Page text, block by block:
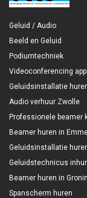
Geluid / Audio
Beeld en Geluid
Podiumtechniek
Videoconferencing
Geluidsinstallatie
Audio verhuur Zwolle
Professionele beamer
Beamer huren in
Geluidsinstallatie
Geluidstechnicus
Beamer huren in
Spanscherm huren